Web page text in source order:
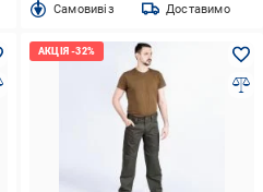
Cамовивіз Доставимо